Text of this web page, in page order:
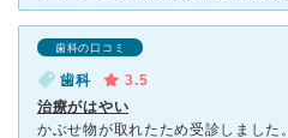
歯科の口コミ
歯科
3.5
治療がはやい